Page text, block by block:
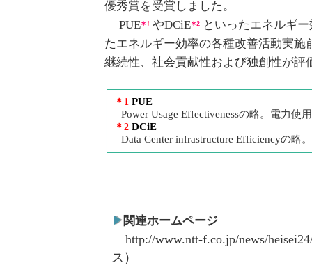
優秀賞を受賞しました。
PUE
やDCiE
といったエネルギ
たエネルギー効率の各種改善活動実
継続性、社会貢献性および独創性が評
＊1 PUE
Power Usage Effectivenessの略。電力使
＊2 DCiE
Data Center infrastructure Efficiencyの略
関連ホームページ
http://www.ntt-f.co.jp/news/
ス）